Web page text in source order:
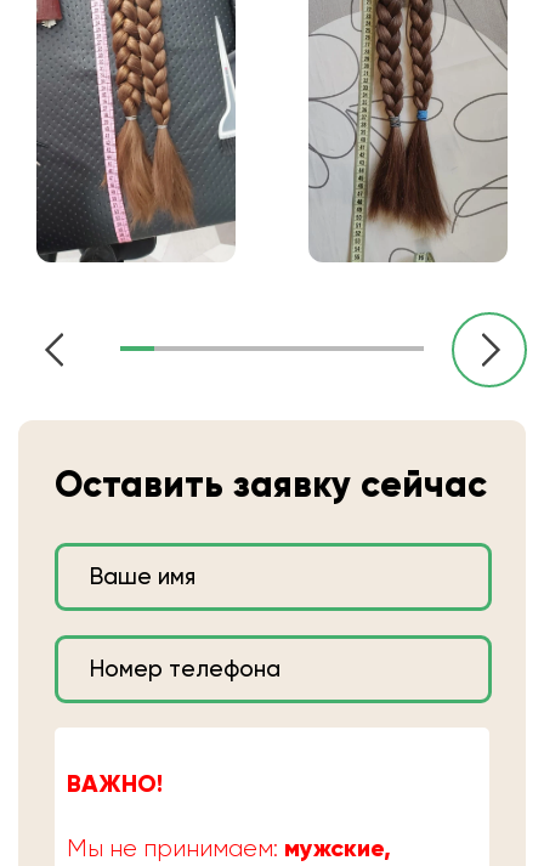
Оставить заявку сейчас
ВАЖНО!
Мы не принимаем: мужские,